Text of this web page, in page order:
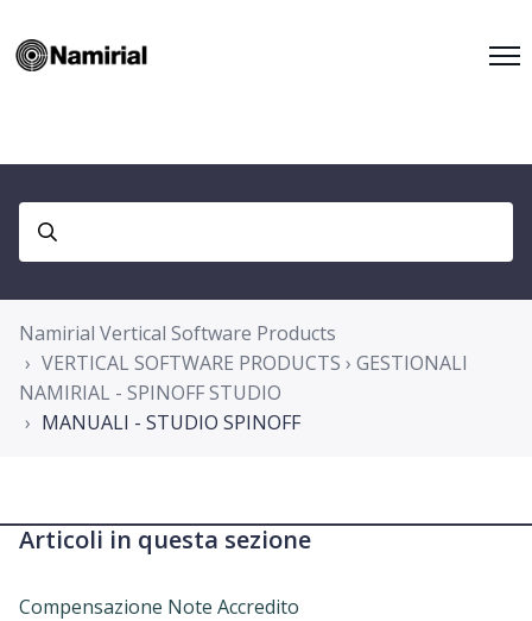
Namirial Vertical Software Products
VERTICAL SOFTWARE PRODUCTS › GESTIONALI
NAMIRIAL - SPINOFF STUDIO
MANUALI - STUDIO SPINOFF
Articoli in questa sezione
Compensazione Note Accredito